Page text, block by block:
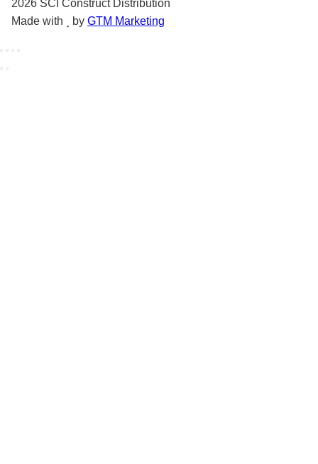
2026 SCI Construct Distribution
Made with
by GTM Marketing